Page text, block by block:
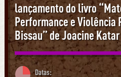
lançamento do livro
Performance e Violência
Bissau” de Joacine
Datas: